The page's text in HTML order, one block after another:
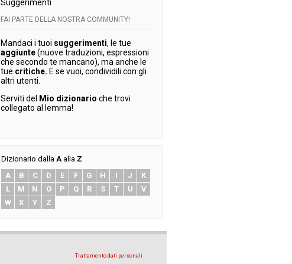
Suggerimenti
FAI PARTE DELLA NOSTRA COMMUNITY!
Mandaci i tuoi suggerimenti, le tue
aggiunte(nuove traduzioni, espressioni
che secondo te mancano), ma anche le
tue critiche. E se vuoi, condividili con gli
altri utenti.
Serviti del
Mio dizionario che trovi
collegato al lemma!
Dizionario dalla A alla Z
A
B C D E F G H I J
K
L
M N O P Q R S T U
V
W
X Y Z
Trattamento dati personali